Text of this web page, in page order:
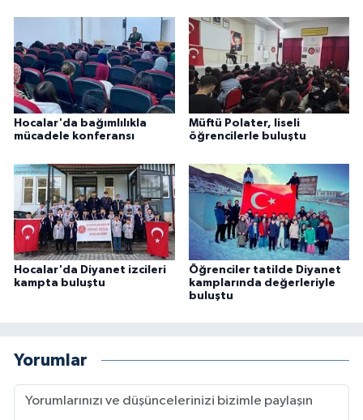
Hocalar'da bağımlılıkla
mücadele konferansı
Müftü Polater, liseli
öğrencilerle buluştu
Hocalar'da Diyanet izcileri
kampta buluştu
Öğrenciler tatilde Diyanet
kamplarında değerleriyle
buluştu
Yorumlar
Konya Müftülüğü
Kütahya Müftülüğü
Malatya Müftülüğü
Mardin Müftülüğü
Mersin Müftülüğü
Muğla Müftülüğü
Nevşehir Müftülüğü
Niğde Müftülüğü